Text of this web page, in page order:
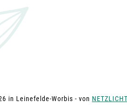
in Leinefelde-Worbis - von